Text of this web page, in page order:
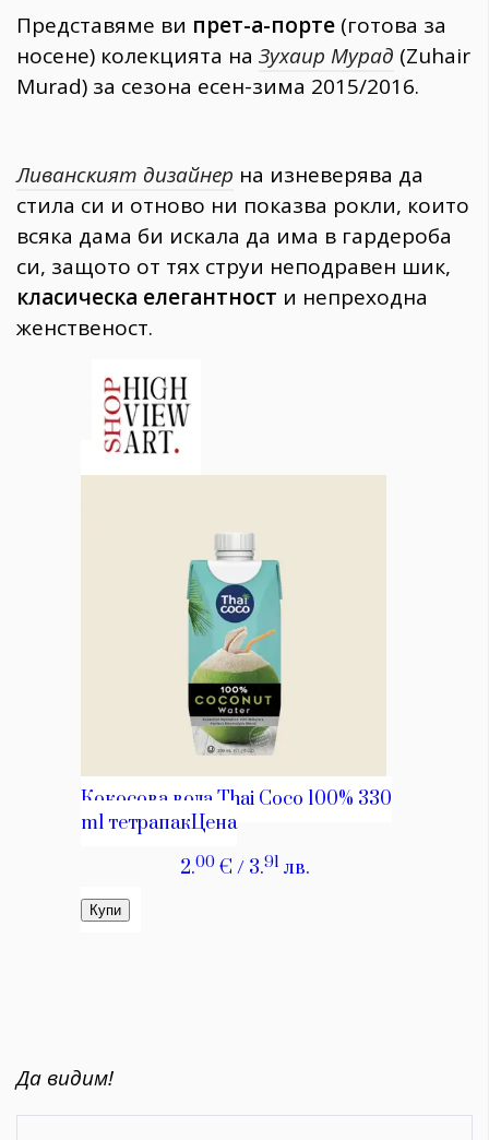
ПОСЛЕДВАЙТЕ
НИ
Представяме ви прет-а-порте (готова за
носене) колекцията на Зухаир Мурад (Zuhair
Murad) за сезона есен-зима 2015/2016.
Ливанският дизайнер на изневерява да
стила си и отново ни показва рокли, които
всяка дама би искала да има в гардероба
си, защото от тях струи неподравен шик,
класическа елегантност и непреходна
женственост.
Да видим!